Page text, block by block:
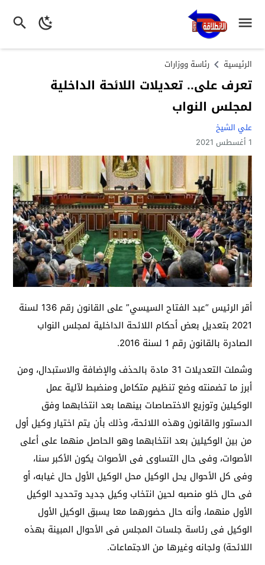
الرئيسية رئاسة ووزارات
تعرف على.. تعديلات اللائحة الداخلية
لمجلس النواب
علي الشيخ
1 أغسطس 2021
أقر الرئيس “عبد الفتاح السيسي” على القانون رقم 136 لسنة
2021 بتعديل بعض أحكام اللائحة الداخلية لمجلس النواب
الصادرة بالقانون رقم 1 لسنة 2016.
وشملت التعديلات 31 مادة بالحذف والإضافة والاستبدال، ومن
أبرز ما تضمنته وضع تنظيم متكامل ومنضبط لآلية عمل
الوكيلين وتوزيع الاختصاصات بينهما بعد انتخابهما وفق
الدستور والقانون وهذه اللائحة، وذلك بأن يتم اختيار وكيل أول
من بين الوكيلين بعد انتخابهما وهو الحاصل منهما على أعلى
الأصوات، وفى حال التساوى فى الأصوات يكون الأكبر سنا،
وفى كل الأحوال يحل الوكيل محل الوكيل الأول حال غيابه، أو
فى حال خلو منصبه لحين انتخاب وكيل جديد وتحديد الوكيل
الأول منهما، وأنه حال حضورهما معا يسبق الوكيل الأول
الوكيل فى رئاسة جلسات المجلس فى الأحوال المبينة بهذه
اللائحة) ولجانه وغيرها من الاجتماعات.